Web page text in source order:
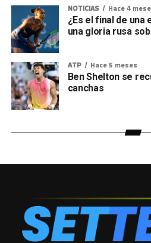
NOTICIAS Hace 4
¿Es el final de una
una gloria rusa
ATP Hace 5 meses
Ben Shelton se
canchas